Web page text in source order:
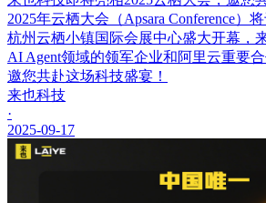
2025年云栖大会（Apsara Conference）
杭州云栖小镇国际会展中心盛大开幕，
AI Agent领域的领军企业和阿里云重要
邀您共赴这场科技盛宴！
来也科技
·
2025-09-17